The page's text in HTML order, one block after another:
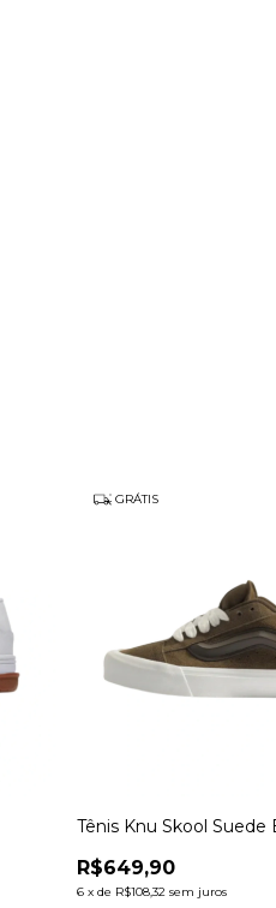
GRÁTIS
Tênis Knu Skool Suede
R$649,90
6 x de R$108,32 sem juros